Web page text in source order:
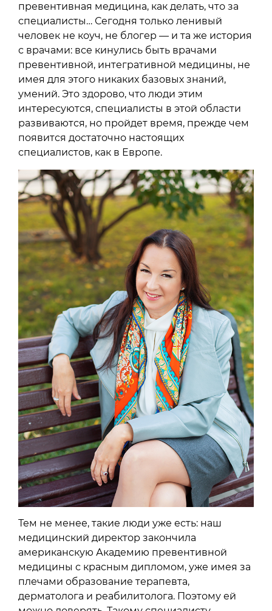
превентивная медицина, как делать, что за
специалисты… Сегодня только ленивый
человек не коуч, не блогер — и та же история
с врачами: все кинулись быть врачами
превентивной, интегративной медицины, не
имея для этого никаких базовых знаний,
умений. Это здорово, что люди этим
интересуются, специалисты в этой области
развиваются, но пройдет время, прежде чем
появится достаточно настоящих
специалистов, как в Европе.
Тем не менее, такие люди уже есть: наш
медицинский директор закончила
американскую Академию превентивной
медицины с красным дипломом, уже имея за
плечами образование терапевта,
дерматолога и реабилитолога. Поэтому ей